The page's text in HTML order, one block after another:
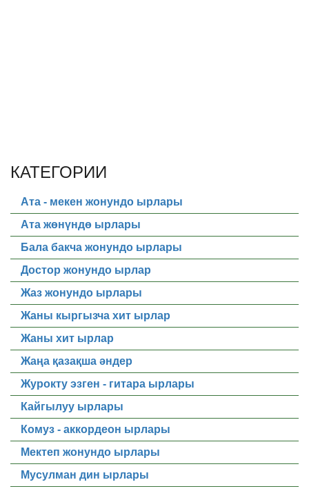
КАТЕГОРИИ
Ата - мекен жонундо ырлары
Ата жөнүндө ырлары
Бала бакча жонундо ырлары
Достор жонундо ырлар
Жаз жонундо ырлары
Жаны кыргызча хит ырлар
Жаны хит ырлар
Жаңа қазақша әндер
Журокту эзген - гитара ырлары
Кайгылуу ырлары
Комуз - аккордеон ырлары
Мектеп жонундо ырлары
Мусулман дин ырлары